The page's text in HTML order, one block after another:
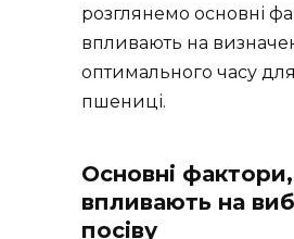
розглянемо основні
впливають на
оптимального часу
пшениці.
Основні фактори,
впливають на
посіву